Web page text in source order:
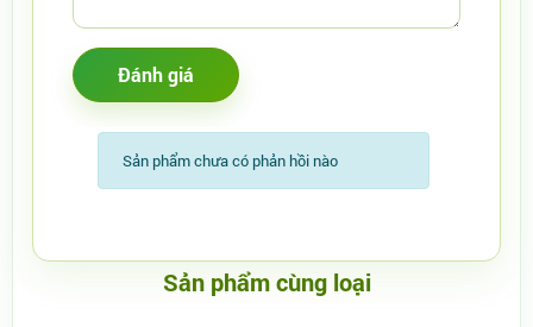
Sản phẩm chưa có phản hồi nào
Sản phẩm cùng loại